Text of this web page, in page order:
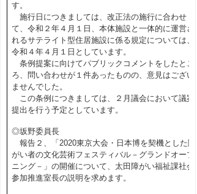
す。
施行日につきましては、改正法の施行に合わせ
て、令和２年４月１日、本体施設と一体的に運営さ
れるサテライト型住居施設に係る規定については、
令和４年４月１日としています。
条例提案に向けてパブリックコメントをしたとこ
ろ、問い合わせが１件あったものの、意見はござい
ませんでした。
この条例につきましては、２月議会において議案
提出を行う予定としています。
◎坂野委員長
報告２、「2020東京大会・日本博を契機とした障
がい者の文化芸術フェスティバル－グランドオープ
ニング－」の開催について、太田障がい福祉課社会
参加推進室長の説明を求めます。